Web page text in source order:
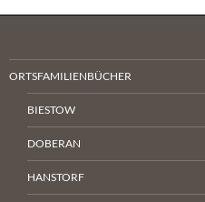
ORTSFAMILIENBÜCHER
BIESTOW
DOBERAN
HANSTORF